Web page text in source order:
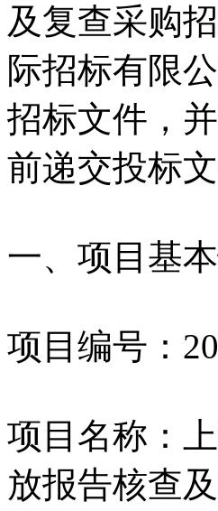
及复查采购
际招标有限
招标文件，
前递交投标文
一、项目基
项目编号：
项目名称：
放报告核查